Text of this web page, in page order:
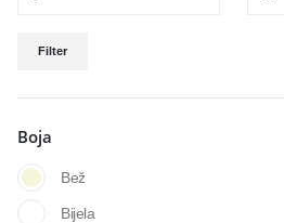
Filter
Boja
Bež
Bijela